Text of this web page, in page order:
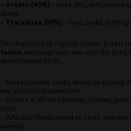
– Arinto (40%) – strak, fris, met groene
zuren
– Trajadura (10%) – rond, zacht, met
De vergisting en rijping vinden plaats in
tanks, wat zorgt voor een wijn die puur,
dorstlessend blijft.
– Smaakprofiel: Licht, droog en sappig,
een subtiele mineraliteit
– Aroma’s: Witte bloemen, limoen, peer
fruit
– Afdronk: Verfrissend en strak, met een
energie